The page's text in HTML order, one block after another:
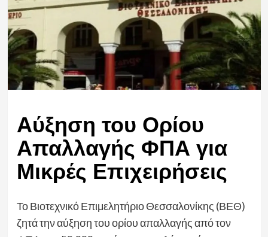
Αύξηση του Ορίου
Απαλλαγής ΦΠΑ για
Μικρές Επιχειρήσεις
Το Βιοτεχνικό Επιμελητήριο Θεσσαλονίκης (ΒΕΘ)
ζητά την αύξηση του ορίου απαλλαγής από τον